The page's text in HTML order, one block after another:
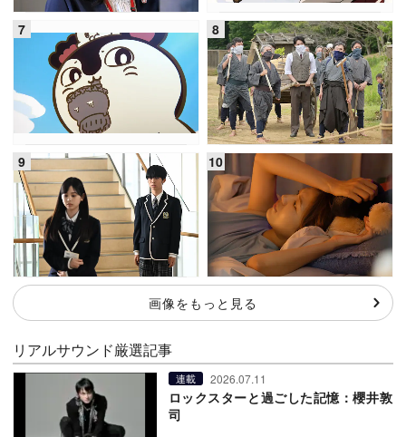
画像をもっと見る
リアルサウンド厳選記事
連載 2026.07.11
ロックスターと過ごした記憶：櫻井敦
司